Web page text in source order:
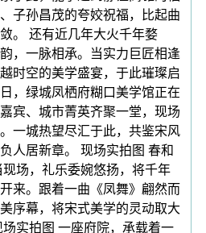
子孙昌茂的夸姣祝福，比起曲
。 还有近几年大火千年婺
，一脉相承。当实力巨匠相逢
时空的美学盛宴，于此璀璨启
，绿城凤栖府糊口美学馆正在
宾、城市菁英齐聚一堂，现场
一城热望尽汇于此，共鉴宋风
人居新章。 现场实拍图 春和
场，礼乐委婉悠扬，将千年
来。跟着一曲《凤舞》翩然而
序幕，将宋式美学的灵动取大
实拍图 一座府院，承载着一